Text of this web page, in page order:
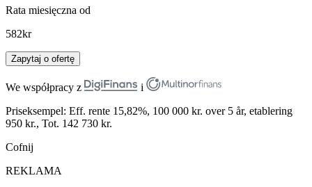
Rata miesięczna od
582kr
Zapytaj o ofertę
We współpracy z
i
Priseksempel: Eff. rente 15,82%, 100 000 kr. over 5 år, etablering
950 kr., Tot. 142 730 kr.
Cofnij
REKLAMA